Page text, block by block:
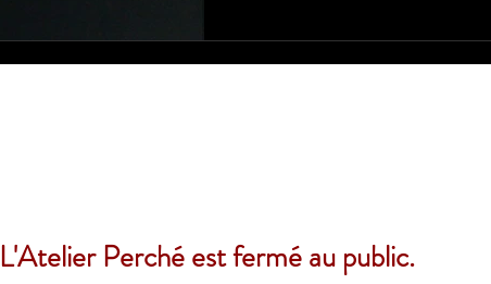
L'Atelier Perché est fermé au public.